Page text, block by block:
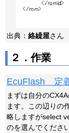
出典： 絡繰屋さん
２．作業
EcuFlash 定
まずは自分の
ます。この辺りの
略しますがselect
のを選んでくださ